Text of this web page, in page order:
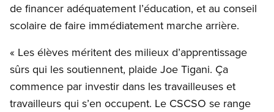
de financer adéquatement l’éducation, et au conseil
scolaire de faire immédiatement marche arrière.
« Les élèves méritent des milieux d’apprentissage
sûrs qui les soutiennent, plaide Joe Tigani. Ça
commence par investir dans les travailleuses et
travailleurs qui s’en occupent. Le CSCSO se range